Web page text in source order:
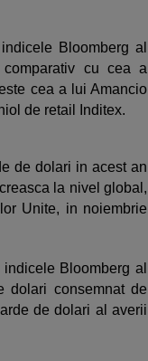
Bloomberg al
cu cea a
cea a lui Amancio
de retail Inditex.
de dolari in acest an
la nivel global,
Unite, in noiembrie
Bloomberg al
dolari consemnat de
de dolari al averii